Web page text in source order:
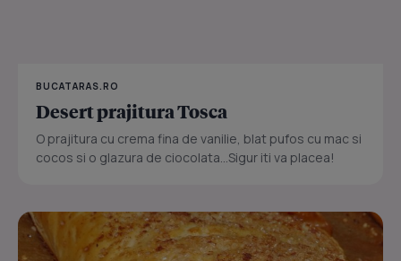
BUCATARAS.RO
Desert prajitura Tosca
O prajitura cu crema fina de vanilie, blat pufos cu mac si
cocos si o glazura de ciocolata...Sigur iti va placea!